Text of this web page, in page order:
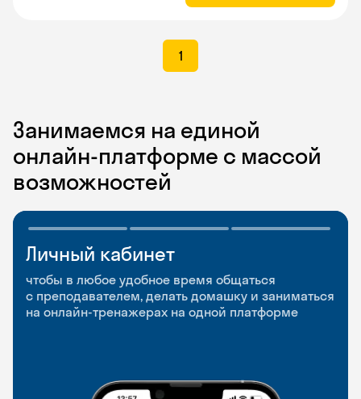
1
Занимаемся на единой
онлайн-платформе с массой
возможностей
Личный кабинет
чтобы в любое удобное время общаться
с преподавателем, делать домашку и заниматься
на онлайн-тренажерах на одной платформе
Мобильное
приложение
чтобы заниматься и изучать новые слова где
и когда удобно
Разговорные клубы
и Talks
Групповые занятия для разговорной практики
и индивидуальные встречи с преподавателями